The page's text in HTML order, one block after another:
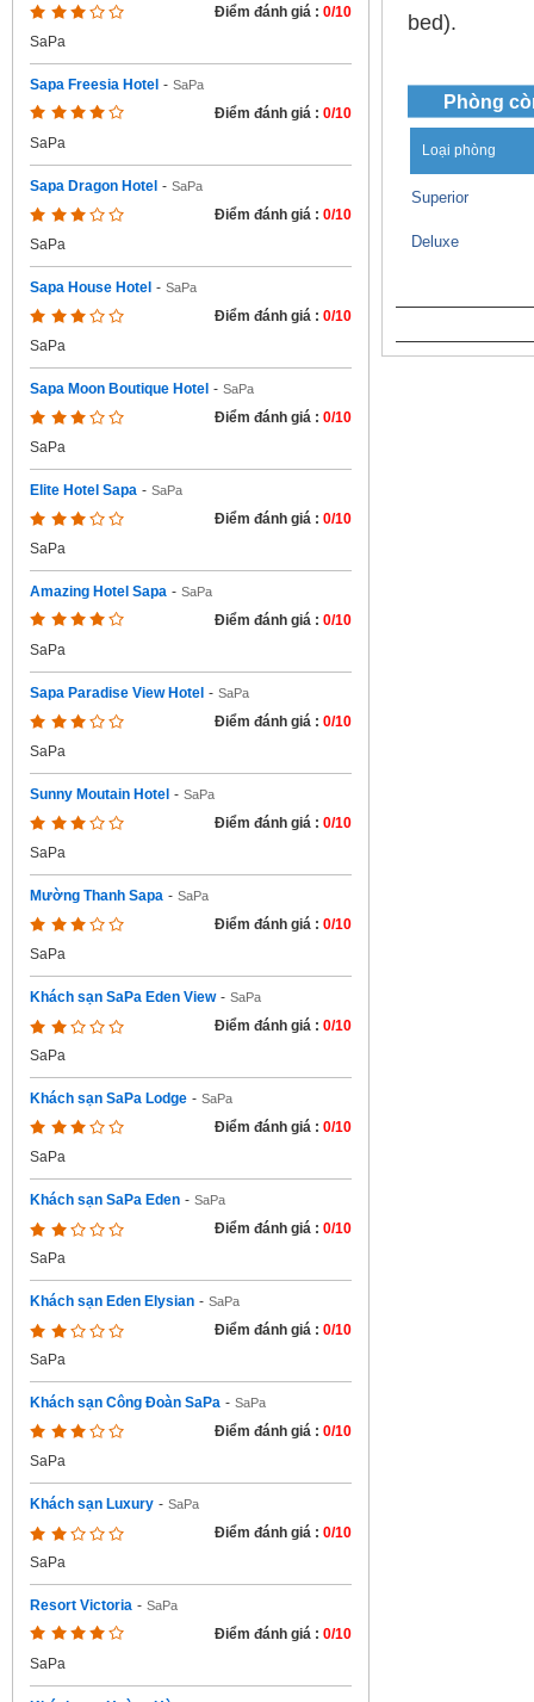
Điểm đánh giá : 0/10
SaPa
Sapa Freesia Hotel - SaPa
Điểm đánh giá : 0/10
SaPa
Sapa Dragon Hotel - SaPa
Điểm đánh giá : 0/10
SaPa
Sapa House Hotel - SaPa
Điểm đánh giá : 0/10
SaPa
Sapa Moon Boutique Hotel - SaPa
Điểm đánh giá : 0/10
SaPa
Elite Hotel Sapa - SaPa
Điểm đánh giá : 0/10
SaPa
Amazing Hotel Sapa - SaPa
Điểm đánh giá : 0/10
SaPa
Sapa Paradise View Hotel - SaPa
Điểm đánh giá : 0/10
SaPa
Sunny Moutain Hotel - SaPa
Điểm đánh giá : 0/10
SaPa
Mường Thanh Sapa - SaPa
Điểm đánh giá : 0/10
SaPa
Khách sạn SaPa Eden View - SaPa
Điểm đánh giá : 0/10
SaPa
Khách sạn SaPa Lodge - SaPa
Điểm đánh giá : 0/10
SaPa
Khách sạn SaPa Eden - SaPa
Điểm đánh giá : 0/10
SaPa
Khách sạn Eden Elysian - SaPa
Điểm đánh giá : 0/10
SaPa
Khách sạn Công Đoàn SaPa - SaPa
Điểm đánh giá : 0/10
SaPa
Khách sạn Luxury - SaPa
Điểm đánh giá : 0/10
SaPa
Resort Victoria - SaPa
Điểm đánh giá : 0/10
SaPa
bed).
Phòng
Loại phòng
Superior
Deluxe